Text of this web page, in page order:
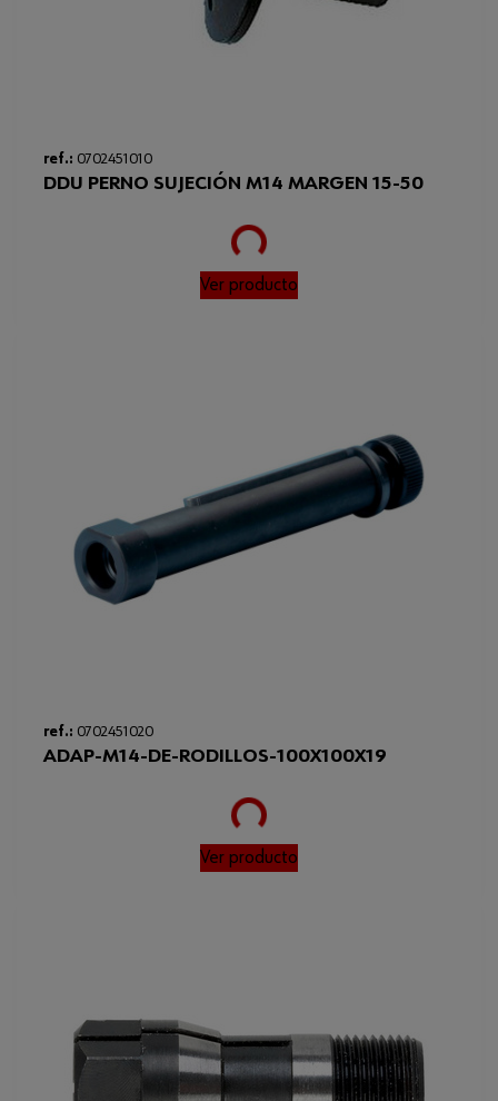
ref.: 0702451010
DDU PERNO SUJECIÓN M14 MARGEN 15-50
Loading...
Ver producto
ref.: 0702451020
ADAP-M14-DE-RODILLOS-100X100X19
Loading...
Ver producto